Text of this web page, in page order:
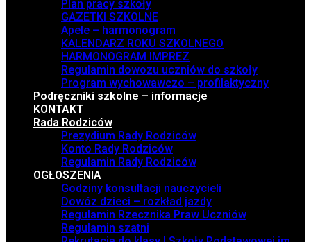
Plan pracy szkoły
GAZETKI SZKOLNE
Apele – harmonogram
KALENDARZ ROKU SZKOLNEGO
HARMONOGRAM IMPREZ
Regulamin dowozu uczniów do szkoły
Program wychowawczo – profilaktyczny
Podręczniki szkolne – informacje
KONTAKT
Rada Rodziców
Prezydium Rady Rodziców
Konto Rady Rodziców
Regulamin Rady Rodziców
OGŁOSZENIA
Godziny konsultacji nauczycieli
Dowóz dzieci – rozkład jazdy
Regulamin Rzecznika Praw Uczniów
Regulamin szatni